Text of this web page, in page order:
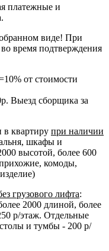
платежные и
виде! При
время подтверждения
от стоимости
Выезд сборщика за
в квартиру при наличии
шкафы и
высотой, более 600
комоды,
грузового лифта:
2000 длиной, более
р/этаж. Отдельные
и тумбы - 200 р/